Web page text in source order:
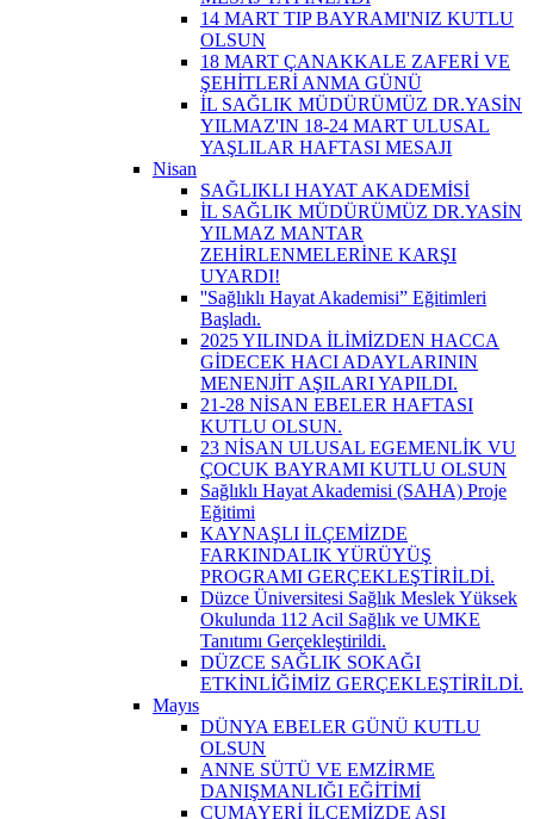
14 MART TIP BAYRAMI'NIZ KUTLU
OLSUN
18 MART ÇANAKKALE ZAFERİ VE
ŞEHİTLERİ ANMA GÜNÜ
İL SAĞLIK MÜDÜRÜMÜZ DR.YASİN
YILMAZ'IN 18-24 MART ULUSAL
YAŞLILAR HAFTASI MESAJI
Nisan
SAĞLIKLI HAYAT AKADEMİSİ
İL SAĞLIK MÜDÜRÜMÜZ DR.YASİN
YILMAZ MANTAR
ZEHİRLENMELERİNE KARŞI
UYARDI!
''Sağlıklı Hayat Akademisi” Eğitimleri
Başladı.
2025 YILINDA İLİMİZDEN HACCA
GİDECEK HACI ADAYLARININ
MENENJİT AŞILARI YAPILDI.
21-28 NİSAN EBELER HAFTASI
KUTLU OLSUN.
23 NİSAN ULUSAL EGEMENLİK VU
ÇOCUK BAYRAMI KUTLU OLSUN
Sağlıklı Hayat Akademisi (SAHA) Proje
Eğitimi
KAYNAŞLI İLÇEMİZDE
FARKINDALIK YÜRÜYÜŞ
PROGRAMI GERÇEKLEŞTİRİLDİ.
Düzce Üniversitesi Sağlık Meslek Yüksek
Okulunda 112 Acil Sağlık ve UMKE
Tanıtımı Gerçekleştirildi.
DÜZCE SAĞLIK SOKAĞI
ETKİNLİĞİMİZ GERÇEKLEŞTİRİLDİ.
Mayıs
DÜNYA EBELER GÜNÜ KUTLU
OLSUN
ANNE SÜTÜ VE EMZİRME
DANIŞMANLIĞI EĞİTİMİ
CUMAYERİ İLÇEMİZDE AŞI